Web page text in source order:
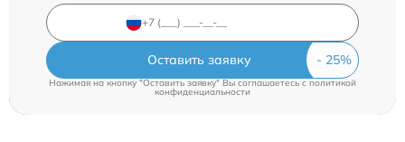
Оставить заявку
Нажимая на кнопку "Оставить заявку" Вы соглашаетесь cполитикой
конфиденциальности